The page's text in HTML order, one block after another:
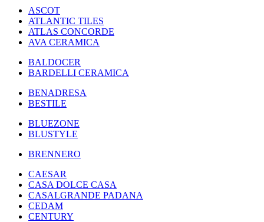
ASCOT
ATLANTIC TILES
ATLAS CONCORDE
AVA CERAMICA
BALDOCER
BARDELLI CERAMICA
BENADRESA
BESTILE
BLUEZONE
BLUSTYLE
BRENNERO
CAESAR
CASA DOLCE CASA
CASALGRANDE PADANA
CEDAM
CENTURY